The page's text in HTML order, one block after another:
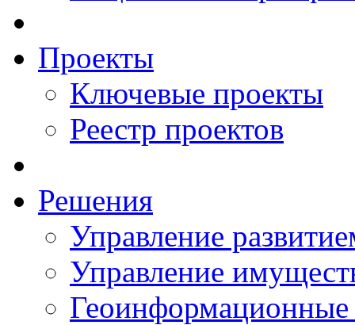
Проекты
Ключевые проекты
Реестр проектов
Решения
Управление
Управление